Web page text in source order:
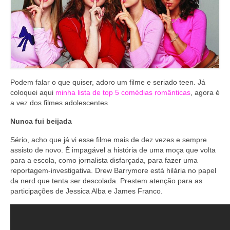
Podem falar o que quiser, adoro um filme e seriado teen. Já
coloquei aqui minha lista de top 5 comédias românticas , agora é
a vez dos filmes adolescentes.
Nunca fui beijada
Sério, acho que já vi esse filme mais de dez vezes e sempre
assisto de novo. É impagável a história de uma moça que volta
para a escola, como jornalista disfarçada, para fazer uma
reportagem-investigativa. Drew Barrymore está hilária no papel
da nerd que tenta ser descolada. Prestem atenção para as
participações de Jessica Alba e James Franco.